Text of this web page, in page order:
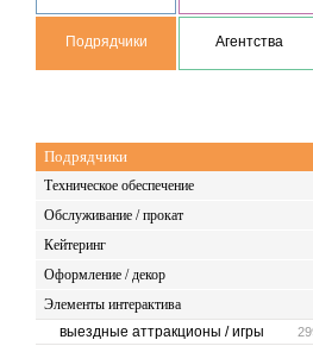
Подрядчики Агентства
Подрядчики
Техническое обеспечение
Обслуживание / прокат
Кейтеринг
Оформление / декор
Элементы интерактива
выездные аттракционы / игры